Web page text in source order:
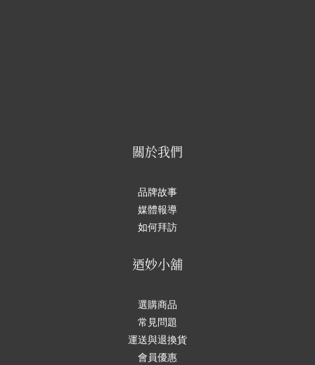
關於我們
品牌故事
媒體報導
如何拜訪
迺妙小舖
選購商品
常見問題
運送與退換貨
會員優惠